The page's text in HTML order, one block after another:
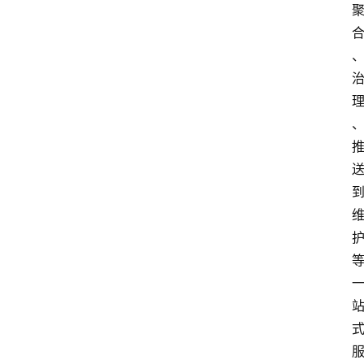
聚
合
、
治
理
、
推
送
到
维
护
等
一
站
式
服